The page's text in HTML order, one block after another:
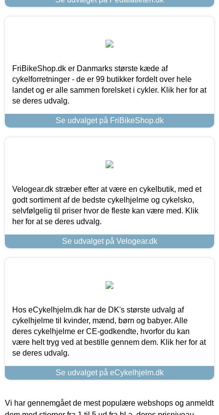
FriBikeShop.dk er Danmarks største kæde af
cykelforretninger - de er 99 butikker fordelt over hele
landet og er alle sammen forelsket i cykler. Klik her for at
se deres udvalg.
Se udvalget på FriBikeShop.dk
Velogear.dk stræber efter at være en cykelbutik, med et
godt sortiment af de bedste cykelhjelme og cykelsko,
selvfølgelig til priser hvor de fleste kan være med. Klik
her for at se deres udvalg.
Se udvalget på Velogear.dk
Hos eCykelhjelm.dk har de DK's største udvalg af
cykelhjelme til kvinder, mænd, børn og babyer. Alle
deres cykelhjelme er CE-godkendte, hvorfor du kan
være helt tryg ved at bestille gennem dem. Klik her for at
se deres udvalg.
Se udvalget på eCykelhjelm.dk
Vi har gennemgået de mest populære webshops og anmeldt